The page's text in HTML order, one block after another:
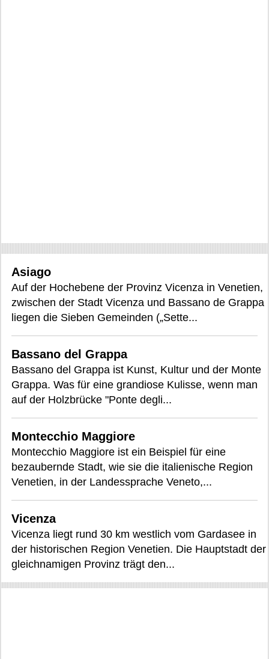
Asiago
Auf der Hochebene der Provinz Vicenza in Venetien,
zwischen der Stadt Vicenza und Bassano de Grappa
liegen die Sieben Gemeinden („Sette...
Bassano del Grappa
Bassano del Grappa ist Kunst, Kultur und der Monte
Grappa. Was für eine grandiose Kulisse, wenn man
auf der Holzbrücke "Ponte degli...
Montecchio Maggiore
Montecchio Maggiore ist ein Beispiel für eine
bezaubernde Stadt, wie sie die italienische Region
Venetien, in der Landessprache Veneto,...
Vicenza
Vicenza liegt rund 30 km westlich vom Gardasee in
der historischen Region Venetien. Die Hauptstadt der
gleichnamigen Provinz trägt den...